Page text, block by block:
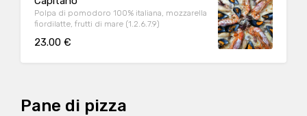
Polpa di pomodoro 100% italiana, mozzarella
fiordilatte, frutti di mare (1.2.6.7.9)
23.00 €
Pane di pizza